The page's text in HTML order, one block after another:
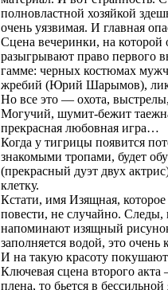
полновластной хозяйкой
очень уязвимая. И главная
Сцена вечеринки, на
разыгрывают право первого
гамме: черных костюмах
жребий (Юрий Шарымов),
Но все это — охота,
Могучий, шумит-бежит
прекрасная любовная игра…
Когда у тигрицы появится
знакомыми тропами, будет
(прекрасный дуэт двух
клетку.
Кстати, имя Изящная,
повести, не случайно. Следы,
напоминают изящный
заполняется водой, это очень
И на такую красоту
Ключевая сцена второго
плена, то бьется в